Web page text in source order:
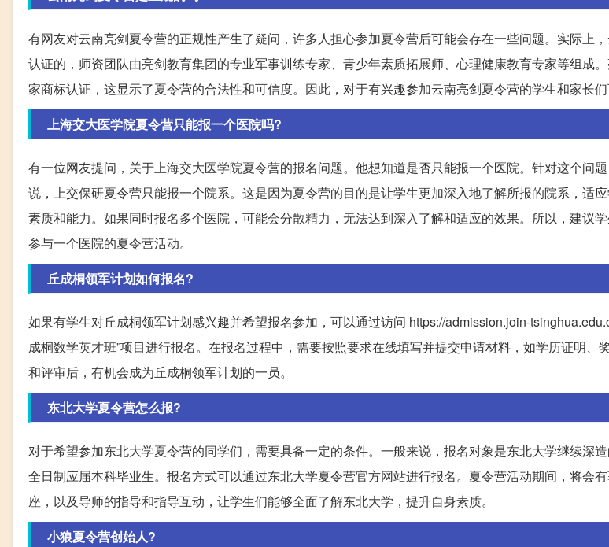
有网友对云南亮剑夏令营的正规性产生了疑问，许多人担心参加夏令营后可能会存在一些问题。实际上
认证的，师资团队由亮剑教育集团的专业军事训练专家、青少年素质拓展师、心理健康教育专家等组成
家商标认证，这显示了夏令营的合法性和可信度。因此，对于有兴趣参加云南亮剑夏令营的学生和家长们
上海交大医学院夏令营只能报一个医院吗?
有一位网友提问，关于上海交大医学院夏令营的报名问题。他想知道是否只能报一个医院。针对这个问
说，上交保研夏令营只能报一个院系。这是因为夏令营的目的是让学生更加深入地了解所报的院系，适
素质和能力。如果同时报名多个医院，可能会分散精力，无法达到深入了解和适应的效果。所以，建议
参与一个医院的夏令营活动。
丘成桐领军计划如何报名?
如果有学生对丘成桐领军计划感兴趣并希望报名参加，可以通过访问 https://admission.join-
成桐数学英才班”项目进行报名。在报名过程中，需要按照要求在线填写并提交申请材料，如学历证明、
和评审后，有机会成为丘成桐领军计划的一员。
东北大学夏令营怎么报?
对于希望参加东北大学夏令营的同学们，需要具备一定的条件。一般来说，报名对象是东北大学继续深
全日制应届本科毕业生。报名方式可以通过东北大学夏令营官方网站进行报名。夏令营活动期间，将会
座，以及导师的指导和指导互动，让学生们能够全面了解东北大学，提升自身素质。
小狼夏令营创始人?